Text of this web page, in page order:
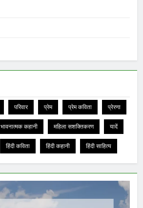
परिवार प्रेम प्रेम कविता प्रेरणा
भावनात्मक कहानी महिला सशक्तिकरण यादें
हिंदी कविता हिंदी कहानी हिंदी साहित्य